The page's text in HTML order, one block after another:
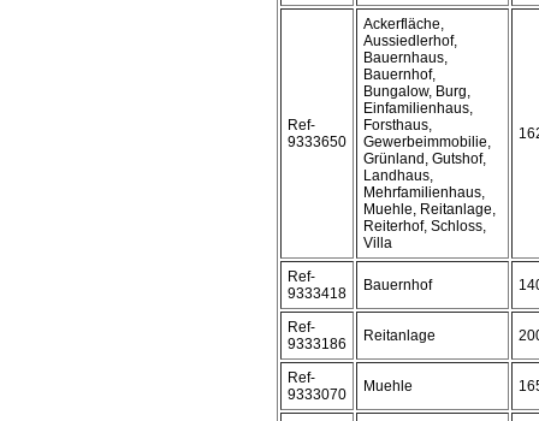
Ref-
9333650
Ackerfläche,
Aussiedlerhof,
Bauernhaus,
Bauernhof,
Bungalow, Burg,
Einfamilienhaus,
Forsthaus,
Gewerbeimmobilie,
Grünland, Gutshof,
Landhaus,
Mehrfamilienhaus,
Muehle, Reitanlage,
Reiterhof, Schloss,
Villa
Ref-
9333418
Bauernhof
Ref-
9333186
Reitanlage
Ref-
9333070
Muehle